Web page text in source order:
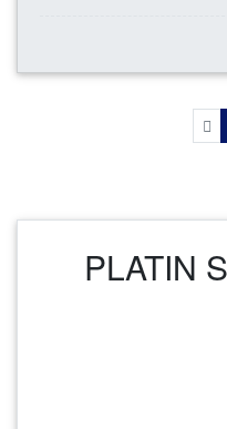
PLATIN